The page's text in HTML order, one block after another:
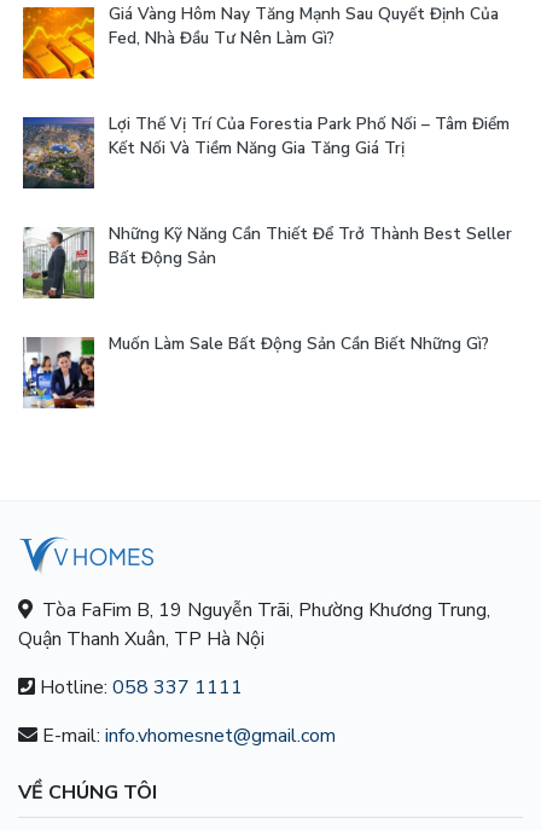
Giá Vàng Hôm Nay Tăng Mạnh Sau Quyết Định Của
Fed, Nhà Đầu Tư Nên Làm Gì?
Lợi Thế Vị Trí Của Forestia Park Phố Nối – Tâm Điểm
Kết Nối Và Tiềm Năng Gia Tăng Giá Trị
Những Kỹ Năng Cần Thiết Để Trở Thành Best Seller
Bất Động Sản
Muốn Làm Sale Bất Động Sản Cần Biết Những Gì?
Tòa FaFim B, 19 Nguyễn Trãi, Phường Khương Trung,
Quận Thanh Xuân, TP Hà Nội
Hotline: 058 337 1111
E-mail: info.vhomesnet@gmail.com
VỀ CHÚNG TÔI